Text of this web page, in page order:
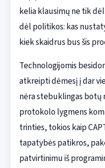
kelia klausimų ne tik
dėl politikos: kas
kiek skaidrus bus šis
Technologijomis
atkreipti dėmesį į dar
nėra stebuklingas botų
protokolo lygmens
trinties, tokios kaip
tapatybės patikros,
patvirtinimu iš